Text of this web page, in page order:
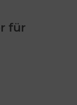
für